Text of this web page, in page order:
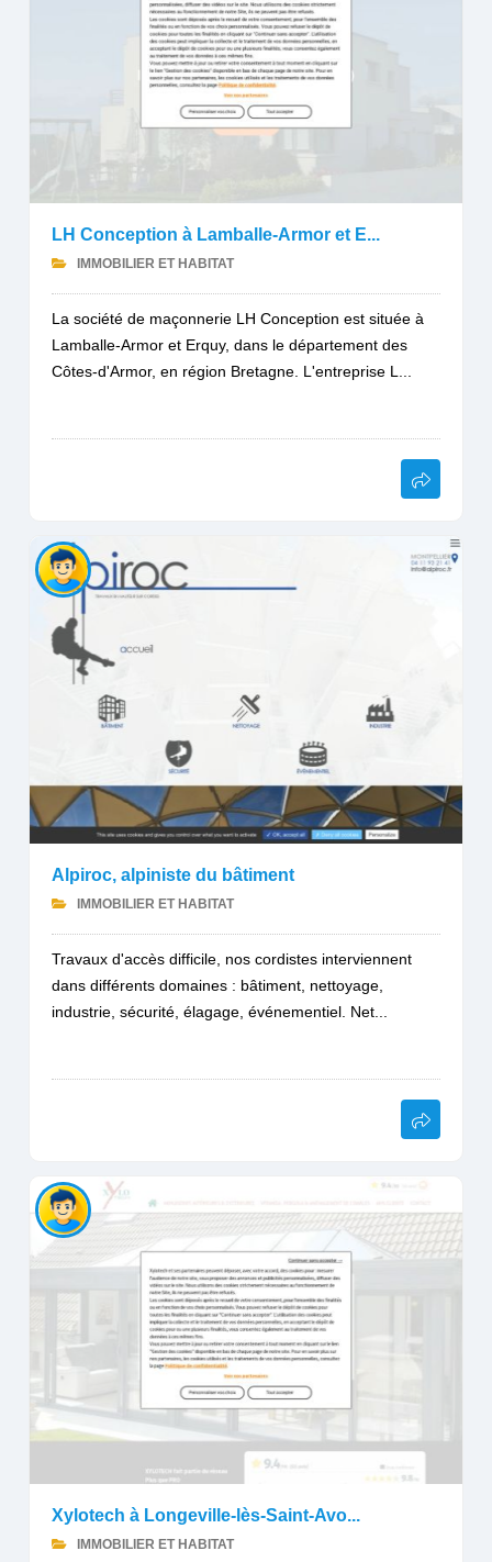
LH Conception à Lamballe-Armor et E...
IMMOBILIER ET HABITAT
La société de maçonnerie LH Conception est située à
Lamballe-Armor et Erquy, dans le département des
Côtes-d'Armor, en région Bretagne. L'entreprise L...
Alpiroc, alpiniste du bâtiment
IMMOBILIER ET HABITAT
Travaux d'accès difficile, nos cordistes interviennent
dans différents domaines : bâtiment, nettoyage,
industrie, sécurité, élagage, événementiel. Net...
Xylotech à Longeville-lès-Saint-Avo...
IMMOBILIER ET HABITAT